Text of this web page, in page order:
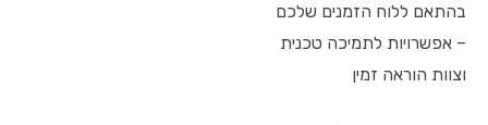
בהתאם ללוח הזמנים שלכם
– אפשרויות לתמיכה טכנית
וצוות הוראה זמין